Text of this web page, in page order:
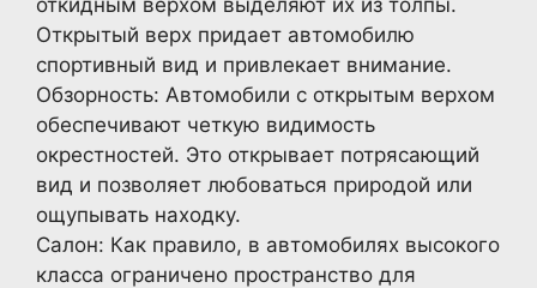
Открытый верх придает автомобилю
спортивный вид и привлекает внимание.
Обзорность: Автомобили с открытым верхом
обеспечивают четкую видимость
окрестностей. Это открывает потрясающий
вид и позволяет любоваться природой или
ощупывать находку.
Салон: Как правило, в автомобилях высокого
класса ограничено пространство для